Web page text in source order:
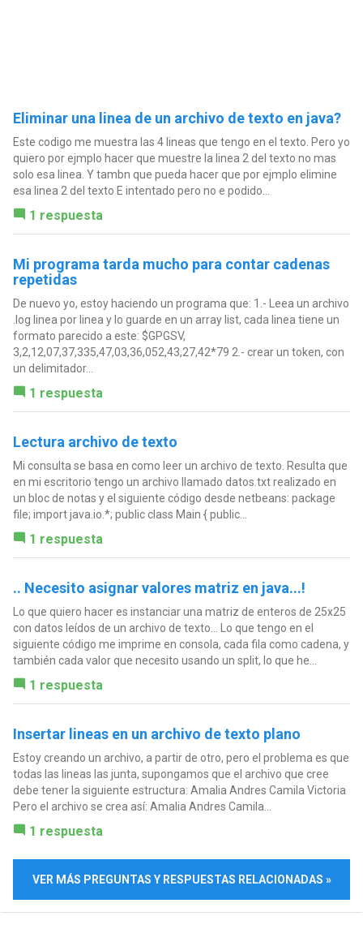
Eliminar una linea de un archivo de texto en java?
Este codigo me muestra las 4 lineas que tengo en el texto. Pero yo
quiero por ejmplo hacer que muestre la linea 2 del texto no mas
solo esa linea. Y tambn que pueda hacer que por ejmplo elimine
esa linea 2 del texto E intentado pero no e podido...
1 respuesta
Mi programa tarda mucho para contar cadenas
repetidas
De nuevo yo, estoy haciendo un programa que: 1.- Leea un archivo
.log linea por linea y lo guarde en un array list, cada linea tiene un
formato parecido a este: $GPGSV,
3,2,12,07,37,335,47,03,36,052,43,27,42*79 2.- crear un token, con
un delimitador...
1 respuesta
Lectura archivo de texto
Mi consulta se basa en como leer un archivo de texto. Resulta que
en mi escritorio tengo un archivo llamado datos.txt realizado en
un bloc de notas y el siguiente código desde netbeans: package
file; import java.io.*; public class Main { public...
1 respuesta
.. Necesito asignar valores matriz en java...!
Lo que quiero hacer es instanciar una matriz de enteros de 25x25
con datos leídos de un archivo de texto... Lo que tengo en el
siguiente código me imprime en consola, cada fila como cadena, y
también cada valor que necesito usando un split, lo que he...
1 respuesta
Insertar lineas en un archivo de texto plano
Estoy creando un archivo, a partir de otro, pero el problema es que
todas las lineas las junta, supongamos que el archivo que cree
debe tener la siguiente estructura: Amalia Andres Camila Victoria
Pero el archivo se crea así: Amalia Andres Camila...
1 respuesta
VER MÁS PREGUNTAS Y RESPUESTAS RELACIONADAS »